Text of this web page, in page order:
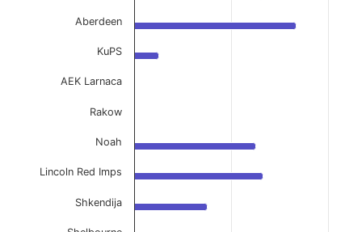
Aberdeen
KuPS
AEK Larnaca
Rakow
Noah
Lincoln Red Imps
Shkendija